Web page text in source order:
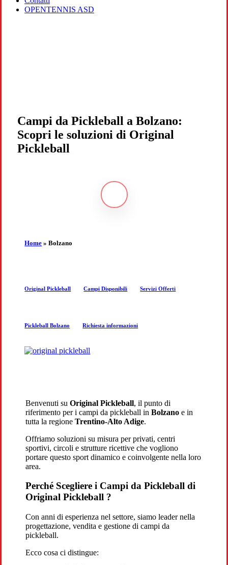
OPENTENNIS ASD
Campi da Pickleball a Bolzano:
Scopri le soluzioni di Original
Pickleball
Navigate
section
Home »Bolzano
Original Pickleball Campi Disponibili Servizi Offerti
Pickleball Bolzano Richiesta informazioni
Benvenuti suOriginal Pickleball, il punto di
riferimento per i campi da pickleball inBolzano e in
tutta la regioneTrentino-Alto Adige.
Offriamo soluzioni su misura per privati, centri
sportivi, circoli e strutture ricettive che vogliono
portare questo sport dinamico e coinvolgente nella loro
area.
Perché Scegliere i Campi da Pickleball di
Original Pickleball ?
Con anni di esperienza nel settore, siamo leader nella
progettazione, vendita e gestione di campi da
pickleball.
Ecco cosa ci distingue: